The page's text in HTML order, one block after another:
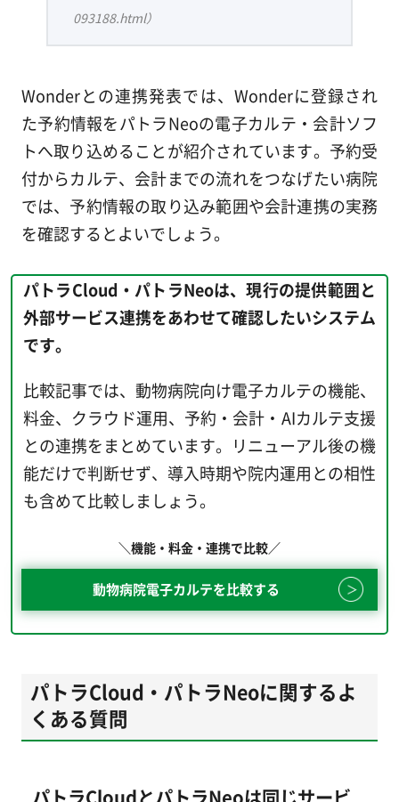
093188.html）
Wonderとの連携発表では、Wonderに登録され
た予約情報をパトラNeoの電子カルテ・会計ソフ
トへ取り込めることが紹介されています。予約受
付からカルテ、会計までの流れをつなげたい病院
では、予約情報の取り込み範囲や会計連携の実務
を確認するとよいでしょう。
パトラCloud・パトラNeoは、現行の提供範囲と
外部サービス連携をあわせて確認したいシステム
です。
比較記事では、動物病院向け電子カルテの機能、
料金、クラウド運用、予約・会計・AIカルテ支援
との連携をまとめています。リニューアル後の機
能だけで判断せず、導入時期や院内運用との相性
も含めて比較しましょう。
＼機能・料金・連携で比較／
動物病院電子カルテを比較する
パトラCloud・パトラNeoに関するよ
くある質問
パトラCloudとパトラNeoは同じサービ